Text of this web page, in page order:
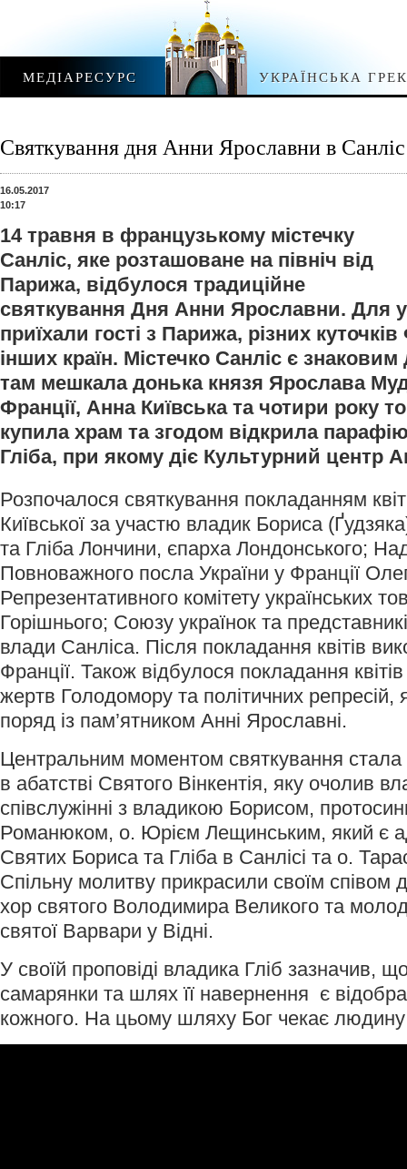
МЕДІАРЕСУРС УКРАЇНСЬКА
Святкування дня Анни Ярославни в Санліс
16.05.2017
10:17
14 травня в французькому містечку
Санліс, яке розташоване на північ від
Парижа, відбулося традиційне
святкування Дня Анни Ярославни. Для
приїхали гості з Парижа, різних куточків
інших країн. Містечко Санліс є
там мешкала донька князя Ярослава
Франції, Анна Київська та чотири року
купила храм та згодом відкрила
Гліба, при якому діє Культурний центр
Розпочалося святкування покладанням
Київської за участю владик Бориса
та Гліба Лончини, єпарха Лондонського;
Повноважного посла України у Франції
Репрезентативного комітету українських
Горішнього; Союзу українок та
влади Санліса. Після покладання квітів
Франції. Також відбулося покладання
жертв Голодомору та політичних репресій,
поряд із пам’ятником Анні Ярославні.
Центральним моментом святкування стала
в абатстві Святого Вінкентія, яку очолив
співслужінні з владикою Борисом,
Романюком, о. Юрієм Лещинським, який є
Святих Бориса та Гліба в Санлісі та о.
Спільну молитву прикрасили своїм співом
хор святого Володимира Великого та
святої Варвари у Відні.
У своїй проповіді владика Гліб зазначив, що
самарянки та шлях її навернення є
кожного. На цьому шляху Бог чекає